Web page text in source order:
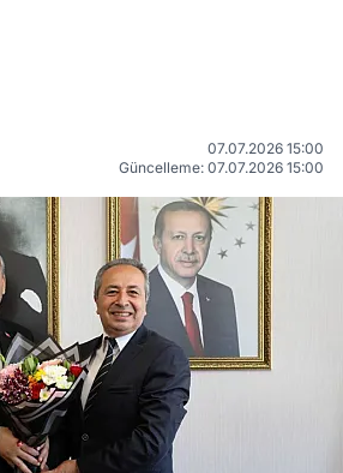
07.07.2026 15:00
Güncelleme: 07.07.2026 15:00